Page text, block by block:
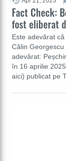
Fact Check:
fost eliberat
Este adevărat
Călin
adevărat:
în 16 aprilie
aici) publicat pe